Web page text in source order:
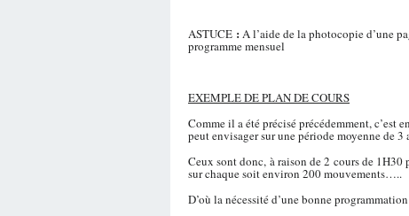
ASTUCE : A l’aide de la photocopie d’une
programme mensuel
EXEMPLE DE PLAN DE COURS
Comme il a été précisé précédemment, c’est
peut envisager sur une période moyenne de 3
Ceux sont donc, à raison de 2 cours de
sur chaque soit environ 200 mouvements…..
D’où la nécessité d’une bonne